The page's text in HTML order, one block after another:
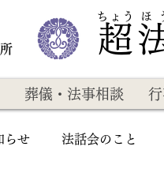
超
ちょう ほ
葬儀・法事相談
らせ 法話会のこと